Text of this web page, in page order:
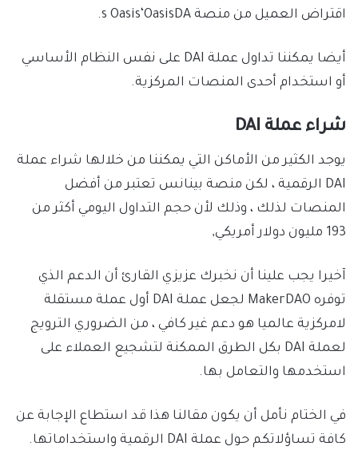
اقتراض العميل من منصة s Oasis‘OasisDA.
أيضا يمكننا تداول عملة DAI على نفس النظام الأساسي
أو استخدام أحدى المنصات المركزية.
شراء عملة DAI
يوجد الكثير من الأماكن التي يمكننا من خلالها شراء عملة
DAI الرقمية ، لكن منصة بينانس تعتبر من أفضل
المنصات لذلك ، وذلك لأن حجم التداول اليومي أكثر من
193 مليون دولار أمريكي,
آخيرا يجب علينا أن نخبرك عزيزي القارئ أن الدعم الذي
توفره MakerDAO لجعل عملة DAI أول عملة مستقلة
لامركزية عالميا هو دعم غير كافي ، من الضروري الترويج
لعملة DAI بكل الطرق الممكنة لتشجيع العملاء على
استخدمها والتعامل بها.
في الختام نأمل أن يكون مقالنا هذا قد استطاع الإجابة عن
كافة تساؤلاتكم حول عملة DAI الرقمية واستخداماتها.